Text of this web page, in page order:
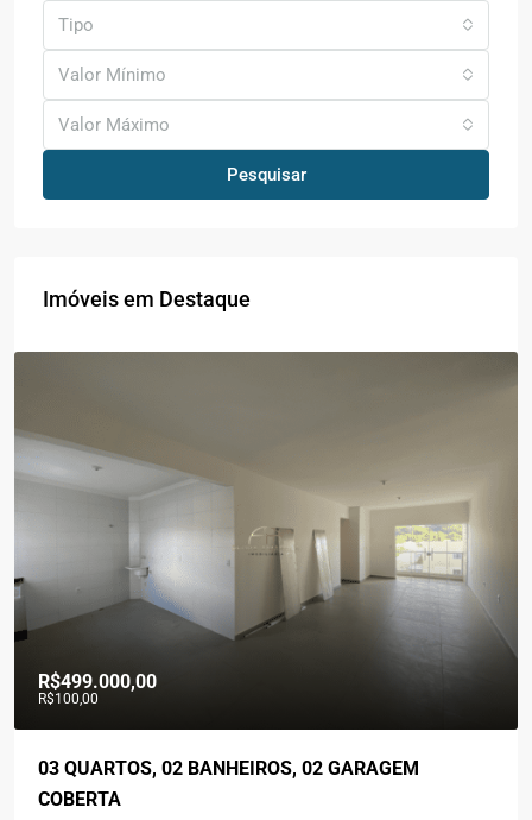
Tipo
Valor Mínimo
Valor Máximo
Pesquisar
Imóveis em Destaque
R$560.000,00
03 QUARTOS, 02 BANHEIROS, ÁREA GOURMET, 02
VAGAS DE GARAGENS